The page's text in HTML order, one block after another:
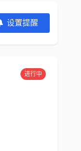
设置提醒
进行中